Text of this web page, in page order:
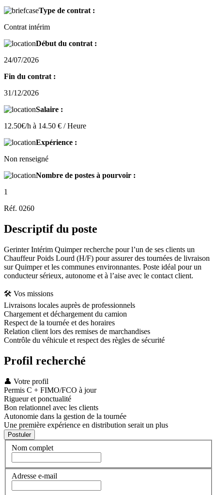
Type de contrat :
Contrat intérim
Début du contrat :
24/07/2026
Fin du contrat :
31/12/2026
Salaire :
12.50€/h à 14.50 € / Heure
Expérience :
Non renseigné
Nombre de postes à pourvoir :
1
Réf. 0260
Descriptif du poste
Gerinter Intérim Quimper recherche pour l’un de ses clients un
Chauffeur Poids Lourd (H/F) pour assurer des tournées de livraison
sur Quimper et les communes environnantes. Poste idéal pour un
conducteur sérieux, autonome et à l’aise avec le contact client.
🛠️ Vos missions
Livraisons locales auprès de professionnels
Chargement et déchargement du camion
Respect de la tournée et des horaires
Relation client lors des remises de marchandises
Contrôle du véhicule et respect des règles de sécurité
Profil recherché
👤 Votre profil
Permis C + FIMO/FCO à jour
Rigueur et ponctualité
Bon relationnel avec les clients
Autonomie dans la gestion de la tournée
Une première expérience en distribution serait un plus
Nom complet
Adresse e-mail